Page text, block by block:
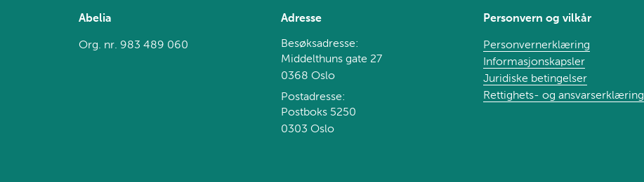
Abelia
Org. nr. 983 489 060
Adresse
Besøksadresse:
Middelthuns gate 27
0368 Oslo
Postadresse:
Postboks 5250
0303 Oslo
Personvern og vilkår
Personvernerklæring
Informasjonskapsler
Juridiske betingelser
Rettighets- og ansvarserklæring